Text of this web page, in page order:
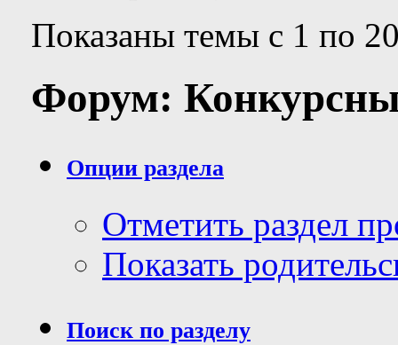
Показаны темы с 1 по
Форум:
Опции раздела
Отметить раздел
Показать
Поиск по разделу